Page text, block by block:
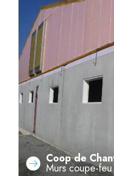
Coop de
Murs coupe-